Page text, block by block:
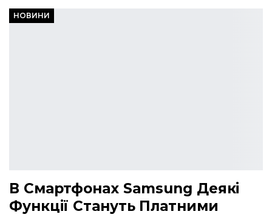
НОВИНИ
В Смартфонах Samsung Деякі
Функції Стануть Платними